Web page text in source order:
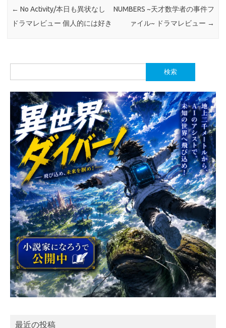
← No Activity/本日も異状なし
ドラマレビュー 個人的には好き
NUMBERS ~天才数学者の事件フ
ァイル~ ドラマレビュー →
索:
最近の投稿